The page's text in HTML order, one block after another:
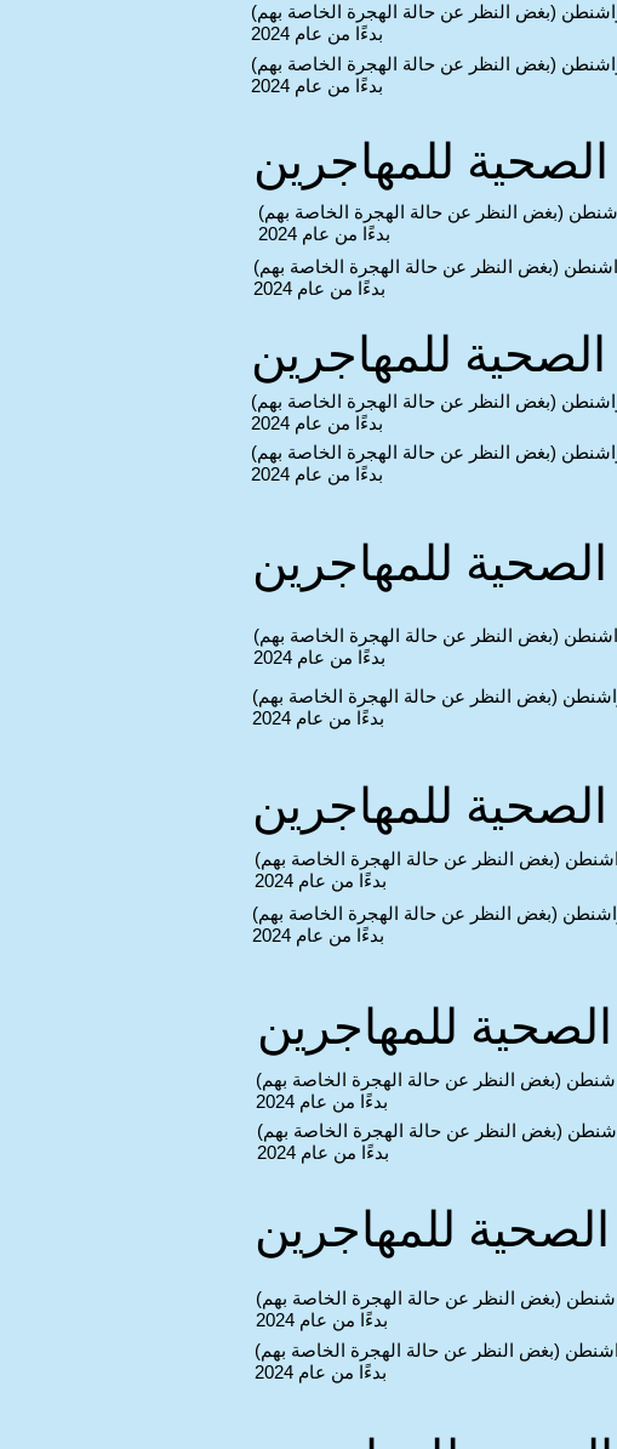
واشنطن (بغض النظر عن حالة الهجرة الخاصة بهم)
بدءًا من عام 2024
واشنطن (بغض النظر عن حالة الهجرة الخاصة بهم)
بدءًا من عام 2024
الصحية للمهاجرين
(بغض النظر عن حالة الهجرة الخاصة بهم)
بدءًا من عام 2024
(بغض النظر عن حالة الهجرة الخاصة بهم)
بدءًا من عام 2024
الصحية للمهاجرين
واشنطن (بغض النظر عن حالة الهجرة الخاصة بهم)
بدءًا من عام 2024
واشنطن (بغض النظر عن حالة الهجرة الخاصة بهم)
بدءًا من عام 2024
الصحية للمهاجرين
(بغض النظر عن حالة الهجرة الخاصة بهم)
بدءًا من عام 2024
واشنطن (بغض النظر عن حالة الهجرة الخاصة بهم)
بدءًا من عام 2024
الصحية للمهاجرين
(بغض النظر عن حالة الهجرة الخاصة بهم)
بدءًا من عام 2024
واشنطن (بغض النظر عن حالة الهجرة الخاصة بهم)
بدءًا من عام 2024
الصحية للمهاجرين
(بغض النظر عن حالة الهجرة الخاصة بهم)
بدءًا من عام 2024
(بغض النظر عن حالة الهجرة الخاصة بهم)
بدءًا من عام 2024
الصحية للمهاجرين
(بغض النظر عن حالة الهجرة الخاصة بهم)
بدءًا من عام 2024
(بغض النظر عن حالة الهجرة الخاصة بهم)
بدءًا من عام 2024